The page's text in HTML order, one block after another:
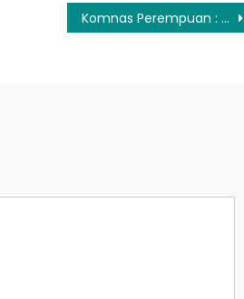
Komnas Perempuan : Hentikan Ekspos Berlebihan Terhadap Prostitusi Online